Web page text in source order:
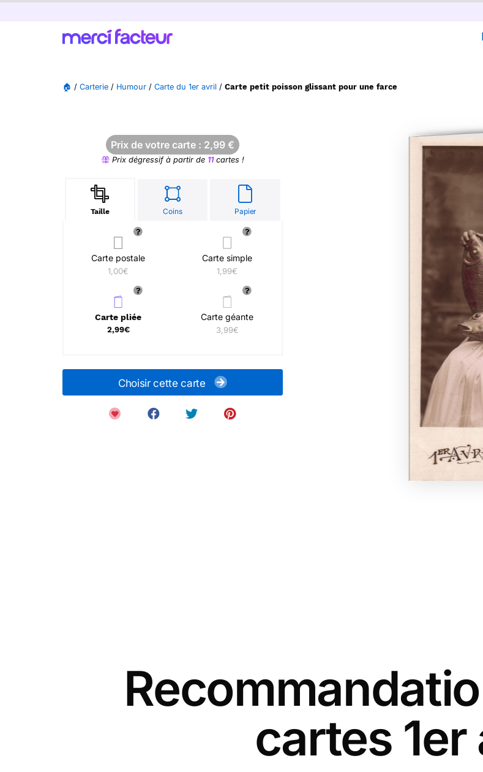
🏠 / Carterie / Humour / Carte du 1er avril / Carte petit poisson glissant pour une farce
Prix de votre carte : 2,99 €
Prix dégressif à partir de 11cartes !
Taille Coins Papier
Carte postale
1,00€
Carte simple
1,99€
Carte pliée
2,99€
Carte géante
3,99€
Choisir cette carte
cartes 1er